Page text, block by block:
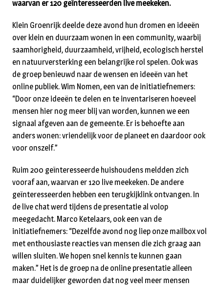
waarvan er 120 geïnteresseerden live meekeken.
Klein Groenrijk deelde deze avond hun dromen en ideeën
over klein en duurzaam wonen in een community, waarbij
saamhorigheid, duurzaamheid, vrijheid, ecologisch herstel
en natuurversterking een belangrijke rol spelen. Ook was
de groep benieuwd naar de wensen en ideeën van het
online publiek. Wim Nomen, een van de initiatiefnemers:
“Door onze ideeën te delen en te inventariseren hoeveel
mensen hier nog meer blij van worden, kunnen we een
signaal afgeven aan de gemeente. Er is behoefte aan
anders wonen: vriendelijk voor de planeet en daardoor ook
voor onszelf.”
Ruim 200 geïnteresseerde huishoudens meldden zich
vooraf aan, waarvan er 120 live meekeken. De andere
geïnteresseerden hebben een terugkijklink ontvangen. In
de live chat werd tijdens de presentatie al volop
meegedacht. Marco Ketelaars, ook een van de
initiatiefnemers: “Dezelfde avond nog liep onze mailbox vol
met enthousiaste reacties van mensen die zich graag aan
willen sluiten. We hopen snel kennis te kunnen gaan
maken.” Het is de groep na de online presentatie alleen
maar duidelijker geworden dat nog veel meer mensen